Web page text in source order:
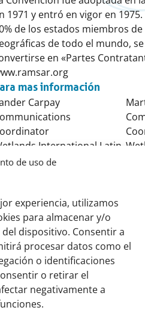
de uso de
experiencia, utilizamos
para almacenar y/o
dispositivo. Consentir a
procesar datos como el
o identificaciones
o retirar el
negativamente a
1971 y entró en vigor en
de los estados miembros
de todo el mundo,
en «Partes
mas información
Carpay
International Latin
& Caribbean –
+507 65432381
lac
red
Visión